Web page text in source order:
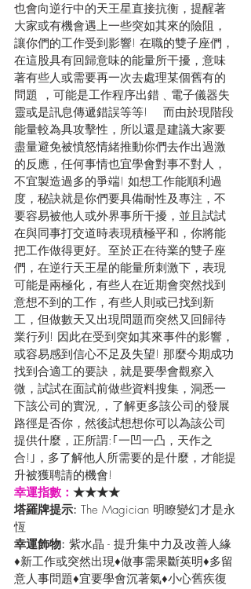
也會向逆行中的天王星直接抗衡，提醒著
大家或有機會遇上一些突如其來的險阻，
讓你們的工作受到影響! 在職的雙子座們，
在這股具有回歸意味的能量所干擾，意味
著有些人或需要再一次去處理某個舊有的
問題 ，可能是工作程序出錯﹑電子儀器失
靈或是訊息傳遞錯誤等等!    而由於現階段
能量較為具攻擊性，所以還是建議大家要
盡量避免被憤怒情緒推動你們去作出過激
的反應，任何事情也宜學會對事不對人，
不宜製造過多的爭端! 如想工作能順利過
度，秘訣就是你們要具備耐性及專注，不
要容易被他人或外界事所干擾，並且試試
在與同事打交道時表現積極平和，你將能
把工作做得更好。至於正在待業的雙子座
們，在逆行天王星的能量所刺激下，表現
可能是兩極化，有些人在近期會突然找到
意想不到的工作，有些人則或已找到新
工，但做數天又出現問題而突然又回歸待
業行列! 因此在受到突如其來事件的影響，
或容易感到信心不足及失望! 那麼今期成功
找到合適工的要訣，就是要學會觀察入
微，試試在面試前做些資料搜集，洞悉一
下該公司的實況,，了解更多該公司的發展
路徑是否你，然後試想想你可以為該公司
提供什麼，正所謂:｢一凹一凸，天作之
合!｣，多了解他人所需要的是什麼，才能提
升被獲聘請的機會!
幸運指數： ★★★★
塔羅牌提示: The Magician 明瞭變幻才是永
恆
幸運飾物: 紫水晶 - 提升集中力及改善人緣
♦新工作或突然出現♦做事需果斷英明♦多留
意人事問題♦宜要學會沉著氣♦小心舊疾復